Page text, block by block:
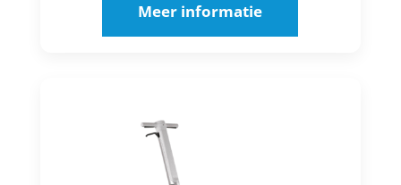
Meer informatie